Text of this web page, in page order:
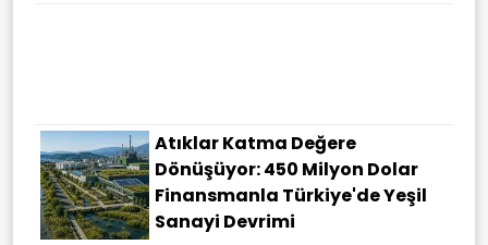
Atıklar Katma Değere
Dönüşüyor: 450 Milyon Dolar
Finansmanla Türkiye'de Yeşil
Sanayi Devrimi